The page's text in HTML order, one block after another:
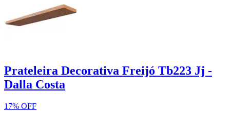
Prateleira Decorativa Freijó Tb223 Jj -
Dalla Costa
17% OFF